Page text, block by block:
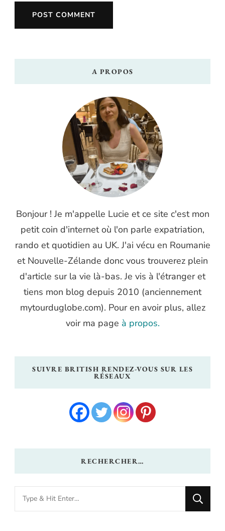
A PROPOS
Bonjour ! Je m'appelle Lucie et ce site c'est mon
petit coin d'internet où l'on parle expatriation,
rando et quotidien au UK. J'ai vécu en Roumanie
et Nouvelle-Zélande donc vous trouverez plein
d'article sur la vie là-bas. Je vis à l'étranger et
tiens mon blog depuis 2010 (anciennement
mytourduglobe.com). Pour en avoir plus, allez
voir ma page à propos.
SUIVRE BRITISH RENDEZ-VOUS SUR LES
RÉSEAUX
RECHERCHER…
Looking
for